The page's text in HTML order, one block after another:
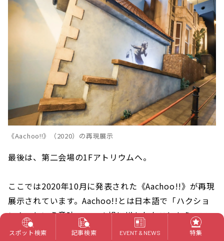
《Aachoo!!》（2020）の再現展示
最後は、第二会場の1Fアトリウムへ。
ここでは2020年10月に発表された《Aachoo!!》が再現
展示されています。Aachoo!!とは日本語で「ハクショ
ン！」という意味。コロナ禍に描かれたことから、マ
スクをつけずに飛沫やウイルスを拡散することへの警
スポット検索 記事検索 EVENT & NEWS 特集